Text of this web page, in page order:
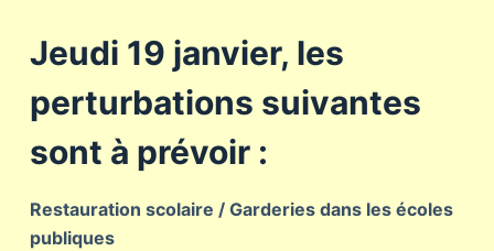
Jeudi 19 janvier, les
perturbations suivantes
sont à prévoir :
Restauration scolaire / Garderies dans les écoles
publiques